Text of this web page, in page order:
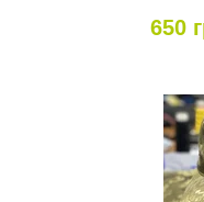
650